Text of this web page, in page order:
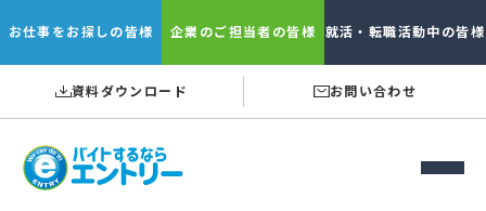
お仕事をお探しの皆様 企業のご担当者の皆様 就活・転職活動中の皆様
資料ダウンロード お問い合わせ